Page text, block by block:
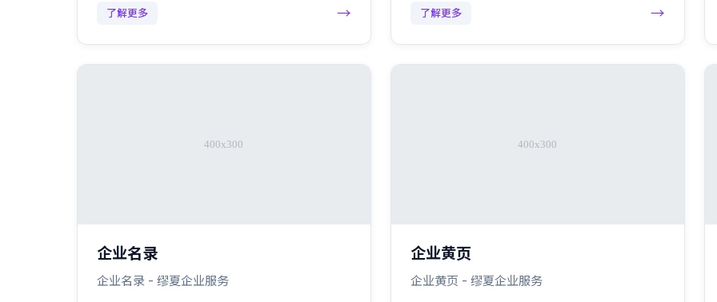
了解更多 → 了解更多 →
企业名录
企业名录 - 缪夏企业服务
企业黄页
企业黄页 - 缪夏企业服务